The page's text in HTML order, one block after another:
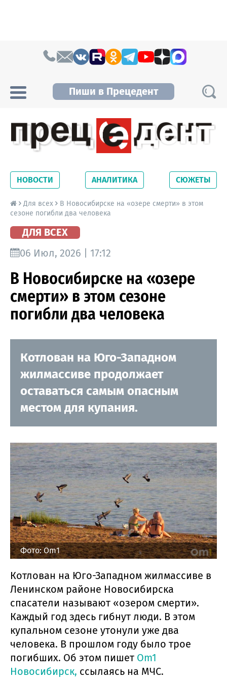
Пиши в Прецедент
Новосибирской области. Читайте свежие
новости на сайте сетевого издания
Precedent.
НОВОСТИ АНАЛИТИКА СЮЖЕТЫ
Для всех
В Новосибирске на «озере смерти» в этом
сезоне погибли два человека
ДЛЯ ВСЕХ
06 Июл, 2026 | 17:12
В Новосибирске на «озере
смерти» в этом сезоне
погибли два человека
Котлован на Юго-Западном
жилмассиве продолжает
оставаться самым опасным
местом для купания.
Фото: Om1
Котлован на Юго-Западном жилмассиве в
Ленинском районе Новосибирска
спасатели называют «озером смерти».
Каждый год здесь гибнут люди. В этом
купальном сезоне утонули уже два
человека. В прошлом году было трое
погибших. Об этом пишет Om1
Новосибирск, ссылаясь на МЧС.